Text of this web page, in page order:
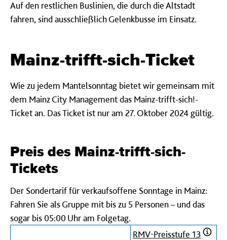
Auf den restlichen Buslinien, die durch die Altstadt
fahren, sind ausschließlich Gelenkbusse im Einsatz.
Mainz-trifft-sich-Ticket
Wie zu jedem Mantelsonntag bietet wir gemeinsam mit
dem Mainz City Management das Mainz-trifft-sich!-
Ticket an. Das Ticket ist nur am 27. Oktober 2024 gültig.
Preis des Mainz-trifft-sich-
Tickets
Der Sondertarif für verkaufsoffene Sonntage in Mainz:
Fahren Sie als Gruppe mit bis zu 5 Personen – und das
sogar bis 05:00 Uhr am Folgetag.
RMV-Preisstufe 13